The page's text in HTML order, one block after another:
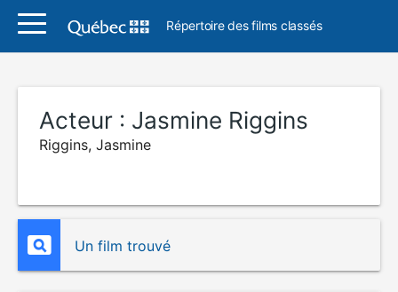
Répertoire des films classés
Acteur : Jasmine Riggins
Riggins, Jasmine
Un film trouvé